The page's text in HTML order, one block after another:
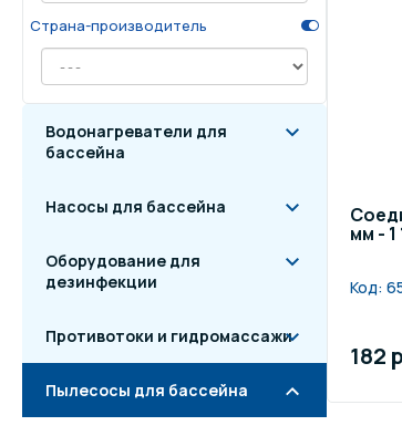
Инвентарь для отдыха
Страна-производитель
Водонагреватели для
бассейна
Насосы для бассейна
Оборудование для
дезинфекции
Противотоки и гидромассажи
Пылесосы для бассейна
мм - 1
Код:
182